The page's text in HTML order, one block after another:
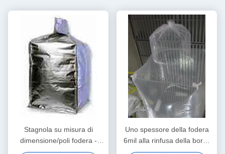
Stagnola su misura di
dimensione/poli fodera -
borsa in cima in serie
Uno spessore della fodera
6mil alla rinfusa della borsa
della fodera di tonnellata per